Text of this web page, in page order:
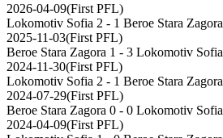
2026-04-09(First PFL)
Lokomotiv Sofia 2 - 1 Beroe Stara Zagora
2025-11-03(First PFL)
Beroe Stara Zagora 1 - 3 Lokomotiv Sofia
2024-11-30(First PFL)
Lokomotiv Sofia 2 - 1 Beroe Stara Zagora
2024-07-29(First PFL)
Beroe Stara Zagora 0 - 0 Lokomotiv Sofia
2024-04-09(First PFL)